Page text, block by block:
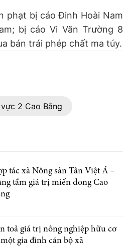
phạt bị cáo Đinh Hoài Nam
bị cáo Vi Văn Trường 8
bán trái phép chất ma túy.
2 Cao Bằng
tác xã Nông sản Tân Việt Á –
tầm giá trị miến dong Cao
toả giá trị nông nghiệp hữu cơ
gia đình cán bộ xã